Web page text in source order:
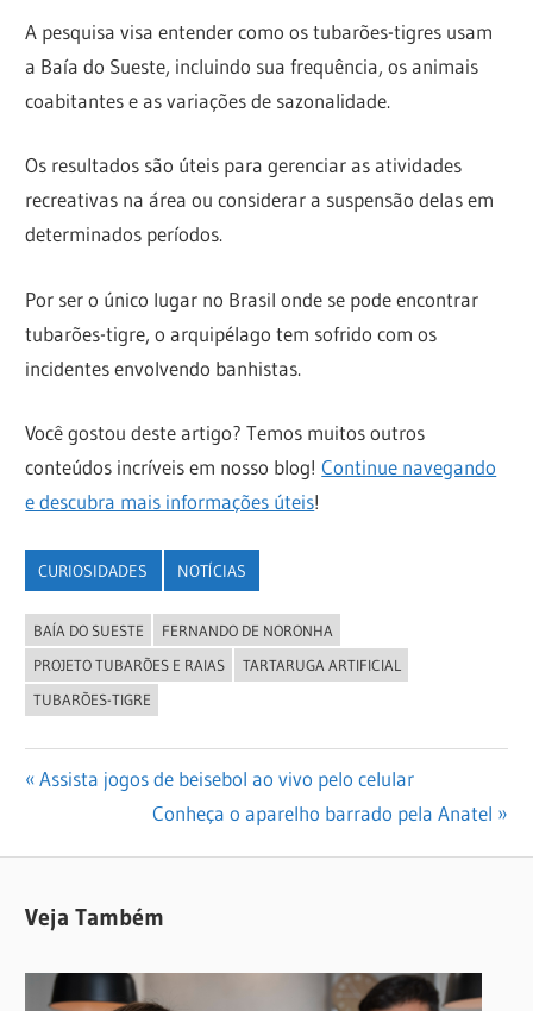
A pesquisa visa entender como os tubarões-tigres usam
a Baía do Sueste, incluindo sua frequência, os animais
coabitantes e as variações de sazonalidade.
Os resultados são úteis para gerenciar as atividades
recreativas na área ou considerar a suspensão delas em
determinados períodos.
Por ser o único lugar no Brasil onde se pode encontrar
tubarões-tigre, o arquipélago tem sofrido com os
incidentes envolvendo banhistas.
Você gostou deste artigo? Temos muitos outros
conteúdos incríveis em nosso blog!Continue navegando
e descubra mais informações úteis!
CURIOSIDADES NOTÍCIAS
BAÍA DO SUESTE
FERNANDO DE NORONHA
PROJETO TUBARÕES E RAIAS
TARTARUGA ARTIFICIAL
TUBARÕES-TIGRE
Navegação
Previous
Assista jogos de beisebol ao vivo pelo celular
Next
Conheça o aparelho barrado pela Anatel
Veja Também